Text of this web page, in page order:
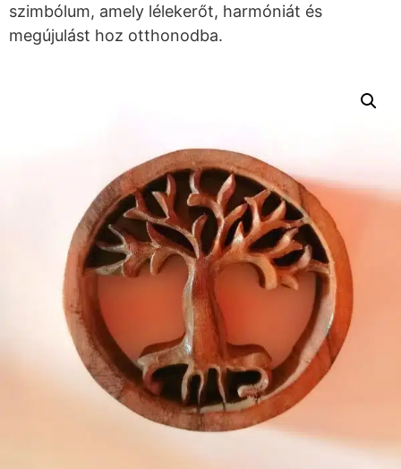
szimbólum, amely lélekerőt, harmóniát és
megújulást hoz otthonodba.